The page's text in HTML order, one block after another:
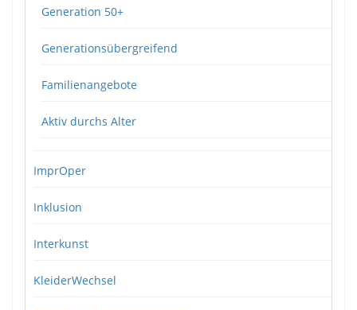
Generation 50+
Generationsübergreifend
Familienangebote
Aktiv durchs Alter
ImprOper
Inklusion
Interkunst
KleiderWechsel